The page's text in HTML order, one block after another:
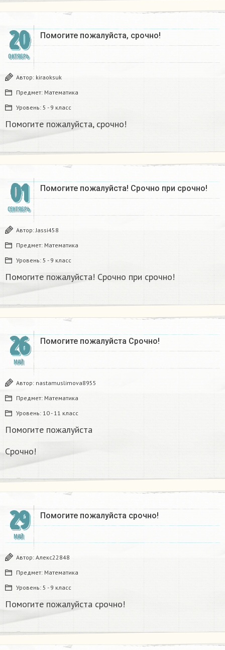
20
ОКТЯБРЬ
Помогите пожалуйста, срочно!
Автор: kiraoksuk
Предмет: Математика
Уровень: 5 - 9 класс
Помогите пожалуйста, срочно!
01
СЕНТЯБРЬ
Помогите пожалуйста! Срочно при срочно!
Автор: Jassi458
Предмет: Математика
Уровень: 5 - 9 класс
Помогите пожалуйста! Срочно при срочно!
26
МАЙ
Помогите пожалуйста Срочно!
Автор: nastamuslimova8955
Предмет: Математика
Уровень: 10 - 11 класс
Помогите пожалуйста
Срочно!
29
МАЙ
Помогите пожалуйста срочно!
Автор: Алекс22848
Предмет: Математика
Уровень: 5 - 9 класс
Помогите пожалуйста срочно!